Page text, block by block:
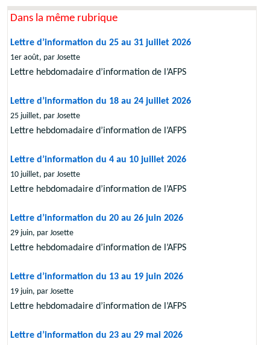
Dans la même rubrique
Lettre d’information du 25 au 31 juillet 2026
1er août, par Josette
Lettre hebdomadaire d’information de l’AFPS
Lettre d’information du 18 au 24 juillet 2026
25 juillet, par Josette
Lettre hebdomadaire d’information de l’AFPS
Lettre d’information du 4 au 10 juillet 2026
10 juillet, par Josette
Lettre hebdomadaire d’information de l’AFPS
Lettre d’information du 20 au 26 juin 2026
29 juin, par Josette
Lettre hebdomadaire d’information de l’AFPS
Lettre d’information du 13 au 19 juin 2026
19 juin, par Josette
Lettre hebdomadaire d’information de l’AFPS
Lettre d’information du 23 au 29 mai 2026